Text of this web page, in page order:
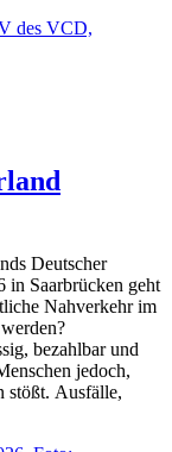
Deutscher
in Saarbrücken geht
Nahverkehr im
bezahlbar und
jedoch,
stößt. Ausfälle,